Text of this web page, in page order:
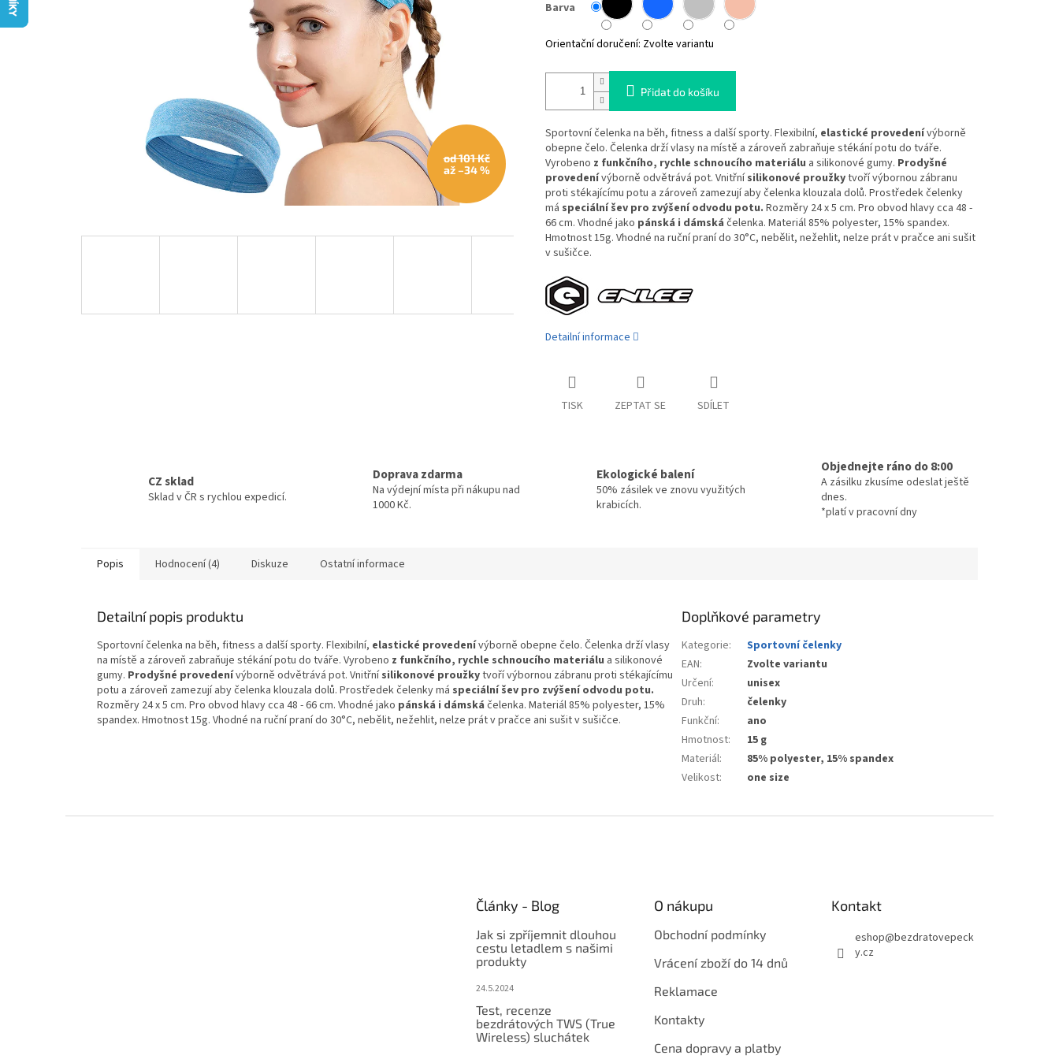
od 101 Kč
až –34 %
Barva
Orientační doručení: Zvolte variantu
Přidat do košíku
Sportovní čelenka na běh, fitness a další sporty. Flexibilní, elastické provedenívýborně
obepne čelo. Čelenka drží vlasy na místě a zároveň zabraňuje stékání potu do tváře.
Vyrobeno z funkčního, rychle schnoucího materiálu a silikonové gumy. Prodyšné
provedenívýborně odvětrává pot. Vnitřnísilikonové proužkytvoří výbornou zábranu
proti stékajícímu potu a zároveň zamezují aby čelenka klouzala dolů. Prostředek čelenky
má speciální šev pro zvýšení odvodu potu. Rozměry 24 x 5 cm. Pro obvod hlavy cca 48 -
66 cm. Vhodné jako pánská i dámská čelenka. Materiál 85% polyester, 15% spandex.
Hmotnost 15g. Vhodné na ruční praní do 30°C, nebělit, nežehlit, nelze prát v pračce ani sušit
v sušičce.
Detailní informace
TISK ZEPTAT SE SDÍLET
CZ sklad
Sklad v ČR s rychlou expedicí.
Doprava zdarma
Na výdejní místa při nákupu nad
1000 Kč.
Ekologické balení
50% zásilek ve znovu využitých
krabicích.
Objednejte ráno do 8:00
A zásilku zkusíme odeslat ještě
dnes.
*platí v pracovní dny
Popis Hodnocení (4) Diskuze Ostatní informace
Detailní popis produktu
Sportovní čelenka na běh, fitness a další sporty. Flexibilní, elastické provedenívýborně obepne čelo. Čelenka drží vlasy
na místě a zároveň zabraňuje stékání potu do tváře. Vyrobeno z funkčního, rychle schnoucího materiálu a silikonové
gumy. Prodyšné provedenívýborně odvětrává pot. Vnitřnísilikonové proužkytvoří výbornou zábranu proti stékajícímu
potu a zároveň zamezují aby čelenka klouzala dolů. Prostředek čelenky má speciální šev pro zvýšení odvodu potu.
Rozměry 24 x 5 cm. Pro obvod hlavy cca 48 - 66 cm. Vhodné jako pánská i dámská čelenka. Materiál 85% polyester, 15%
spandex. Hmotnost 15g. Vhodné na ruční praní do 30°C, nebělit, nežehlit, nelze prát v pračce ani sušit v sušičce.
Doplňkové parametry
Kategorie:
Sportovní čelenky
EAN:
Zvolte variantu
Určení:
unisex
Druh:
čelenky
Funkční:
ano
Hmotnost:
15 g
Materiál:
85% polyester, 15% spandex
Velikost: one size
Články - Blog
Jak si zpříjemnit dlouhou
cestu letadlem s našimi
produkty
24.5.2024
Test, recenze
bezdrátových TWS (True
Wireless) sluchátek
O nákupu
Obchodní podmínky
Vrácení zboží do 14 dnů
Reklamace
Kontakty
Cena dopravy a platby
Kontakt
eshop@bezdratovepeck
y.cz